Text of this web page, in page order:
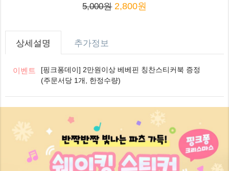
5
6
7
8
9
7
8
9
8 6
86
7
8
9
5,000원 2,800원
상세설명 추가정보
이벤트
[핑크퐁데이] 2만원이상 베베핀 칭찬스티커북 증정
(주문서당 1개, 한정수량)